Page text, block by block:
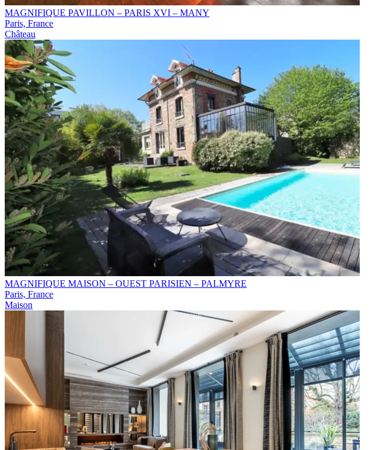
MAGNIFIQUE PAVILLON – PARIS XVI – MANY
Paris, France
Château
MAGNIFIQUE MAISON – OUEST PARISIEN – PALMYRE
Paris, France
Maison